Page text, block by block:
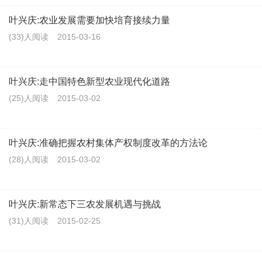
叶兴庆:农业发展需要加快培育接续力量
(33)人阅读 2015-03-16
叶兴庆:走中国特色新型农业现代化道路
(25)人阅读 2015-03-02
叶兴庆:准确把握农村集体产权制度改革的方法论
(28)人阅读 2015-03-02
叶兴庆:新常态下三农发展机遇与挑战
(31)人阅读 2015-02-25